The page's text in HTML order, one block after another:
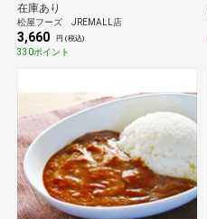
在庫あり
松屋フーズ JREMALL店
3,660 円 (税込)
330ポイント